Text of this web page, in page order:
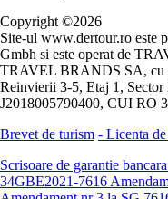
Copyright ©2026
Site-ul www.dertour.ro este
Gmbh si este operat de
TRAVEL BRANDS SA, cu
Reinvierii 3-5, Etaj 1, Sector
J2018005790400, CUI RO
Brevet de turism - Licenta
Scrisoare de garantie
34GBE2021-7616